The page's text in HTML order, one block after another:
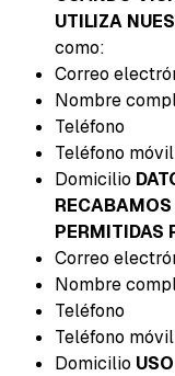
UTILIZA
como:
Correo
Nombre
Teléfono
Teléfono móvil
Domicilio
RECABAMOS
PERMITIDAS
Correo
Nombre
Teléfono
Teléfono móvil
Domicilio